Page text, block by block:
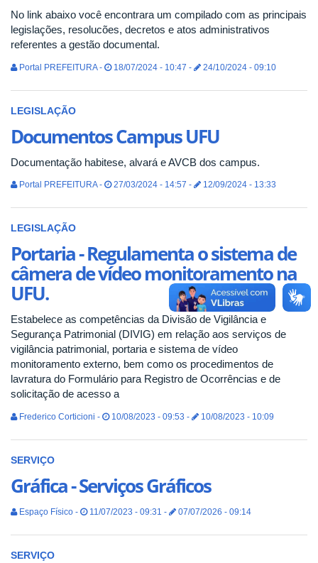
No link abaixo você encontrara um compilado com as principais
legislações, resolucões, decretos e atos administrativos
referentes a gestão documental.
Portal PREFEITURA - 18/07/2024 - 10:47 - 24/10/2024 - 09:10
LEGISLAÇÃO
Documentos Campus UFU
Documentação habitese, alvará e AVCB dos campus.
Portal PREFEITURA - 27/03/2024 - 14:57 - 12/09/2024 - 13:33
LEGISLAÇÃO
Portaria - Regulamenta o sistema de
câmera de vídeo monitoramento na
UFU.
Estabelece as competências da Divisão de Vigilância e
Segurança Patrimonial (DIVIG) em relação aos serviços de
vigilância patrimonial, portaria e sistema de vídeo
monitoramento externo, bem como os procedimentos de
lavratura do Formulário para Registro de Ocorrências e de
solicitação de acesso a
Frederico Corticioni - 10/08/2023 - 09:53 - 10/08/2023 - 10:09
SERVIÇO
Gráfica - Serviços Gráficos
Espaço Físico - 11/07/2023 - 09:31 - 07/07/2026 - 09:14
SERVIÇO